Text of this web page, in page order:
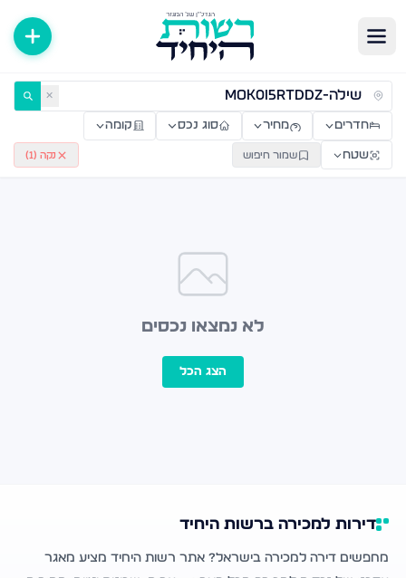
דירות למכירה ולהשכרה — רשות היחיד ✕
חדרים מחיר סוג נכס קומה
שטח שמור חיפוש נקה ( 1
)
לא נמצאו נכסים
הצג הכל
דירות למכירה ברשות היחיד
מחפשים דירה למכירה בישראל? אתר רשות היחיד מציע מאגר